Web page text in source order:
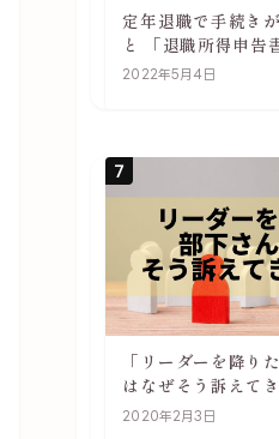
定年退職で手続き
と 「退職所得申告
用継続基本給付金
2022年5月4日
7
「リーダーを降り
はなぜそう訴えて
辛いのか？ あらた
2020年2月3日